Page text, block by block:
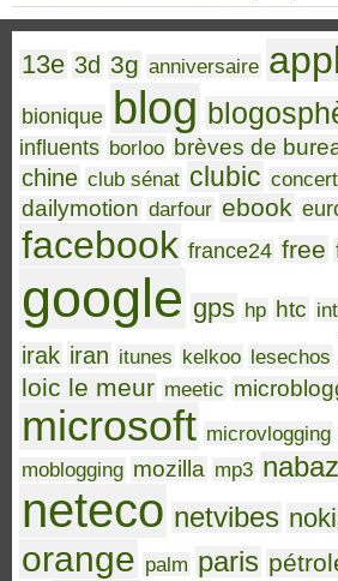
13e 3d 3g anniversaire
bionique blog
influents borloo brèves de
chine club sénat clubic concert
dailymotion darfour ebook
facebook france24 free
google gps hp htc
irak iran itunes kelkoo lesechos
loic le meur meetic
microsoft microvlogging
moblogging mozilla mp3
neteco netvibes
orange palm paris